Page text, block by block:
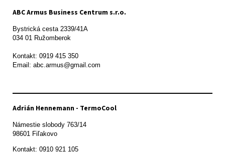
ABC Armus Business Centrum s.r.o.
Bystrická cesta 2339/41A
034 01 Ružomberok
Kontakt: 0919 415 350
Adrián Hennemann - TermoCool
Námestie slobody 763/14
98601 Fiľakovo
Kontakt: 0910 921 105